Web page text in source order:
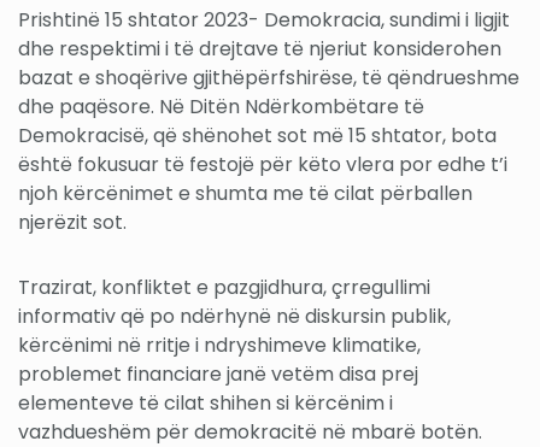
Prishtinë 15 shtator 2023- Demokracia, sundimi i ligjit
dhe respektimi i të drejtave të njeriut konsiderohen
bazat e shoqërive gjithëpërfshirëse, të qëndrueshme
dhe paqësore. Në Ditën Ndërkombëtare të
Demokracisë, që shënohet sot më 15 shtator, bota
është fokusuar të festojë për këto vlera por edhe t’i
njoh kërcënimet e shumta me të cilat përballen
njerëzit sot.
Trazirat, konfliktet e pazgjidhura, çrregullimi
informativ që po ndërhynë në diskursin publik,
kërcënimi në rritje i ndryshimeve klimatike,
problemet financiare janë vetëm disa prej
elementeve të cilat shihen si kërcënim i
vazhdueshëm për demokracitë në mbarë botën.